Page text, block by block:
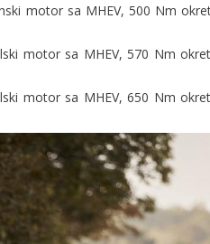
motor sa MHEV, 500 Nm
motor sa MHEV, 570 Nm
motor sa MHEV, 650 Nm